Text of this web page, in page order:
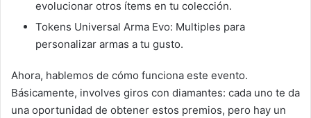
evolucionar otros ítems en tu colección.
Tokens Universal Arma Evo: Multiples para
personalizar armas a tu gusto.
Ahora, hablemos de cómo funciona este evento.
Básicamente, involves giros con diamantes: cada uno te da
una oportunidad de obtener estos premios, pero hay un